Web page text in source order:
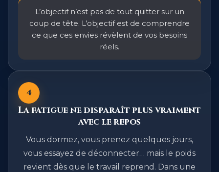
L’objectif n’est pas de tout quitter sur un
coup de tête. L’objectif est de comprendre
ce que ces envies révèlent de vos besoins
réels.
4
La fatigue ne disparaît plus vraiment
avec le repos
Vous dormez, vous prenez quelques jours,
vous essayez de déconnecter… mais le poids
revient dès que le travail reprend. Dans une